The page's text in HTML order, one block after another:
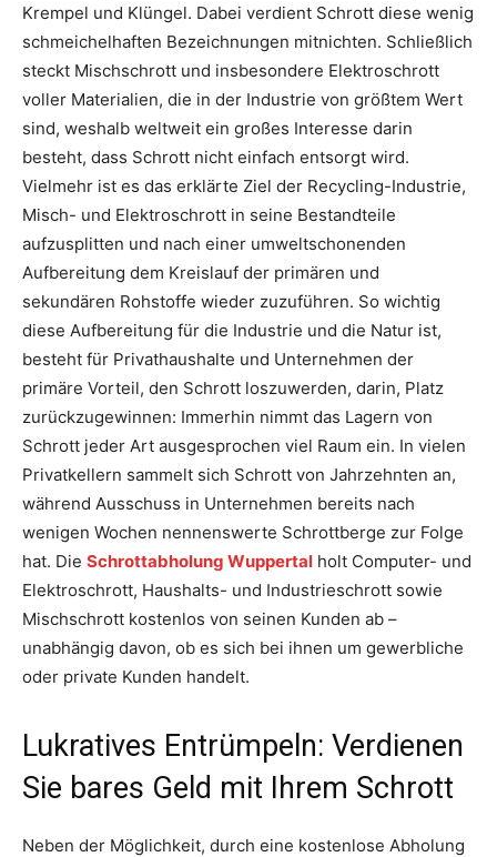
Krempel und Klüngel. Dabei verdient Schrott diese wenig
schmeichelhaften Bezeichnungen mitnichten. Schließlich
steckt Mischschrott und insbesondere Elektroschrott
voller Materialien, die in der Industrie von größtem Wert
sind, weshalb weltweit ein großes Interesse darin
besteht, dass Schrott nicht einfach entsorgt wird.
Vielmehr ist es das erklärte Ziel der Recycling-Industrie,
Misch- und Elektroschrott in seine Bestandteile
aufzusplitten und nach einer umweltschonenden
Aufbereitung dem Kreislauf der primären und
sekundären Rohstoffe wieder zuzuführen. So wichtig
diese Aufbereitung für die Industrie und die Natur ist,
besteht für Privathaushalte und Unternehmen der
primäre Vorteil, den Schrott loszuwerden, darin, Platz
zurückzugewinnen: Immerhin nimmt das Lagern von
Schrott jeder Art ausgesprochen viel Raum ein. In vielen
Privatkellern sammelt sich Schrott von Jahrzehnten an,
während Ausschuss in Unternehmen bereits nach
wenigen Wochen nennenswerte Schrottberge zur Folge
hat. Die Schrottabholung Wuppertal holt Computer- und
Elektroschrott, Haushalts- und Industrieschrott sowie
Mischschrott kostenlos von seinen Kunden ab –
unabhängig davon, ob es sich bei ihnen um gewerbliche
oder private Kunden handelt.
Lukratives Entrümpeln: Verdienen
Sie bares Geld mit Ihrem Schrott
Neben der Möglichkeit, durch eine kostenlose Abholung